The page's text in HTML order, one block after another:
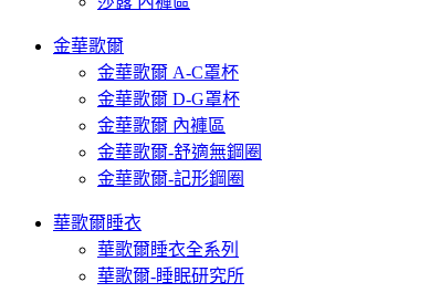
金華歌爾
金華歌爾 A-C罩杯
金華歌爾 D-G罩杯
金華歌爾 內褲區
金華歌爾-舒適無鋼圈
金華歌爾-記形鋼圈
華歌爾睡衣
華歌爾睡衣全系列
華歌爾-睡眠研究所